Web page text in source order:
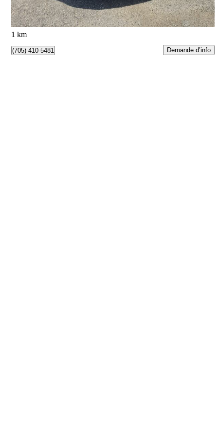
209 $/mois env.
Barrie, ON
1 km
(705) 410-5481 Demande d’info